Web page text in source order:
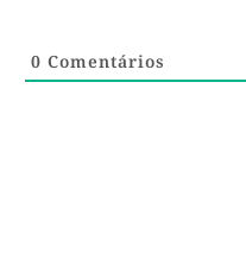
0 Comentários